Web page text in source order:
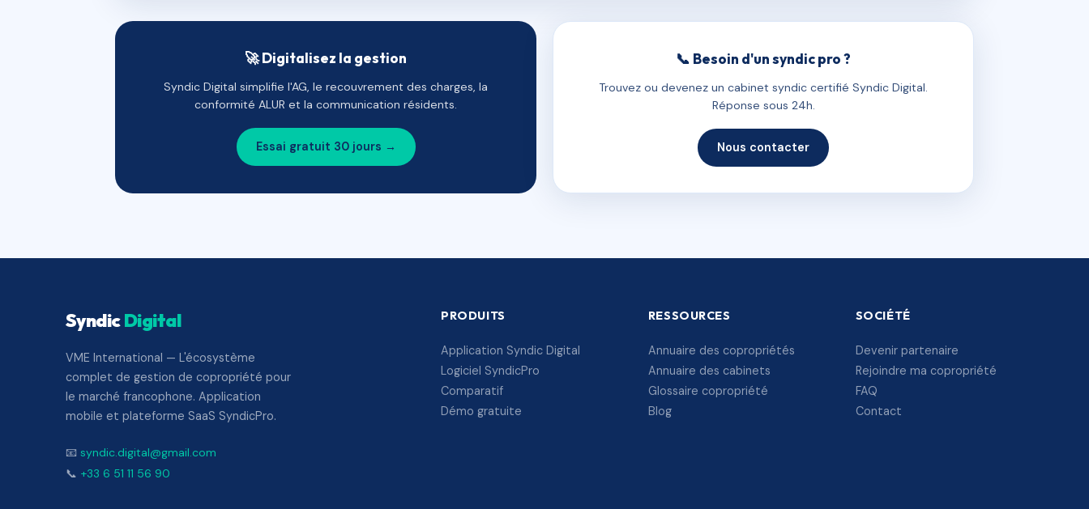
🚀 Digitalisez la gestion
Syndic Digital simplifie l'AG, le recouvrement des charges, la
conformité ALUR et la communication résidents.
Essai gratuit 30 jours →
📞 Besoin d'un syndic pro ?
Trouvez ou devenez un cabinet syndic certifié Syndic Digital.
Réponse sous 24h.
Nous contacter
SyndicDigital
VME International — L'écosystème
complet de gestion de copropriété pour
le marché francophone. Application
mobile et plateforme SaaS SyndicPro.
📧 syndic.digital@gmail.com
📞 +33 6 51 11 56 90
PRODUITS
Application Syndic Digital
Logiciel SyndicPro
Comparatif
Démo gratuite
RESSOURCES
Annuaire des copropriétés
Annuaire des cabinets
Glossaire copropriété
Blog
SOCIÉTÉ
Devenir partenaire
Rejoindre ma copropriété
FAQ
Contact